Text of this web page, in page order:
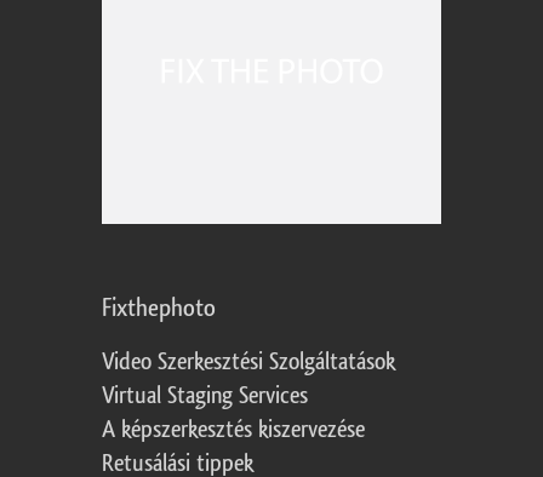
Fixthephoto
Video Szerkesztési Szolgáltatások
Virtual Staging Services
A képszerkesztés kiszervezése
Retusálási tippek